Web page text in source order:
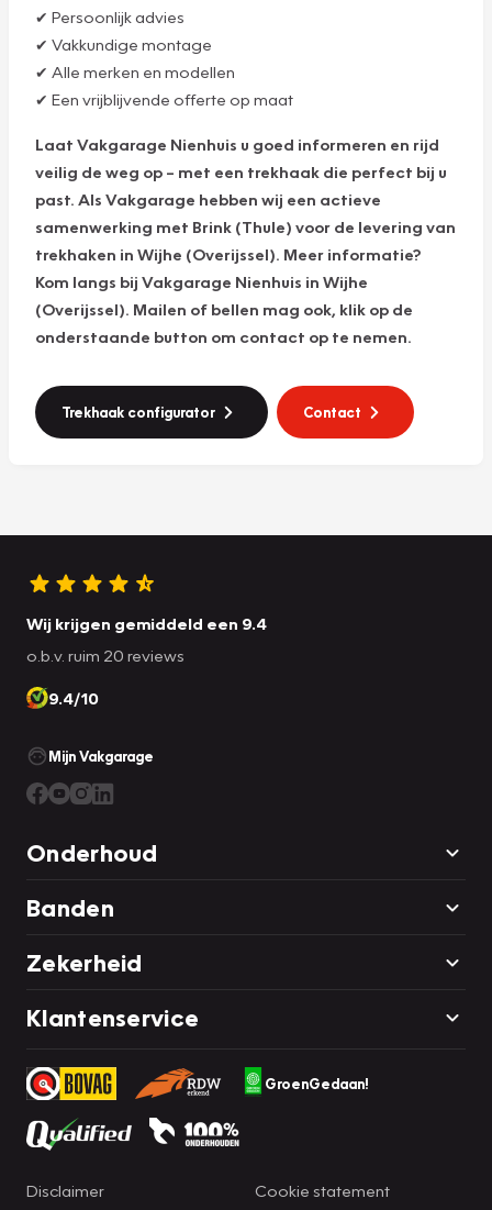
✔ Persoonlijk advies
✔ Vakkundige montage
✔ Alle merken en modellen
✔ Een vrijblijvende offerte op maat
Laat Vakgarage Nienhuis u goed informeren en rijd
veilig de weg op – met een trekhaak die perfect bij u
past. Als Vakgarage hebben wij een actieve
samenwerking met Brink (Thule) voor de levering van
trekhaken in Wijhe (Overijssel). Meer informatie?
Kom langs bij Vakgarage Nienhuis in Wijhe
(Overijssel). Mailen of bellen mag ook, klik op de
onderstaande button om contact op te nemen.
Trekhaak configurator Contact
Wij krijgen gemiddeld een 9.4
o.b.v. ruim 20 reviews
9.4/10
Mijn Vakgarage
Onderhoud
Banden
Zekerheid
Klantenservice
GroenGedaan!
Disclaimer Cookie statement